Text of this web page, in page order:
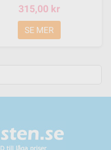
315,00 kr
SE MER